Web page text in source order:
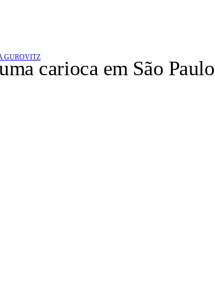
GUROVITZ
carioca em São Paulo